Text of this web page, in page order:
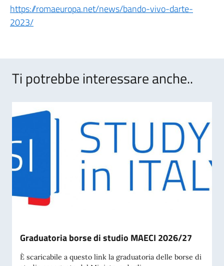
https://romaeuropa.net/news/bando-vivo-darte-
2023/
Ti potrebbe interessare anche..
Graduatoria borse di studio MAECI 2026/27
È scaricabile a questo link la graduatoria delle borse di